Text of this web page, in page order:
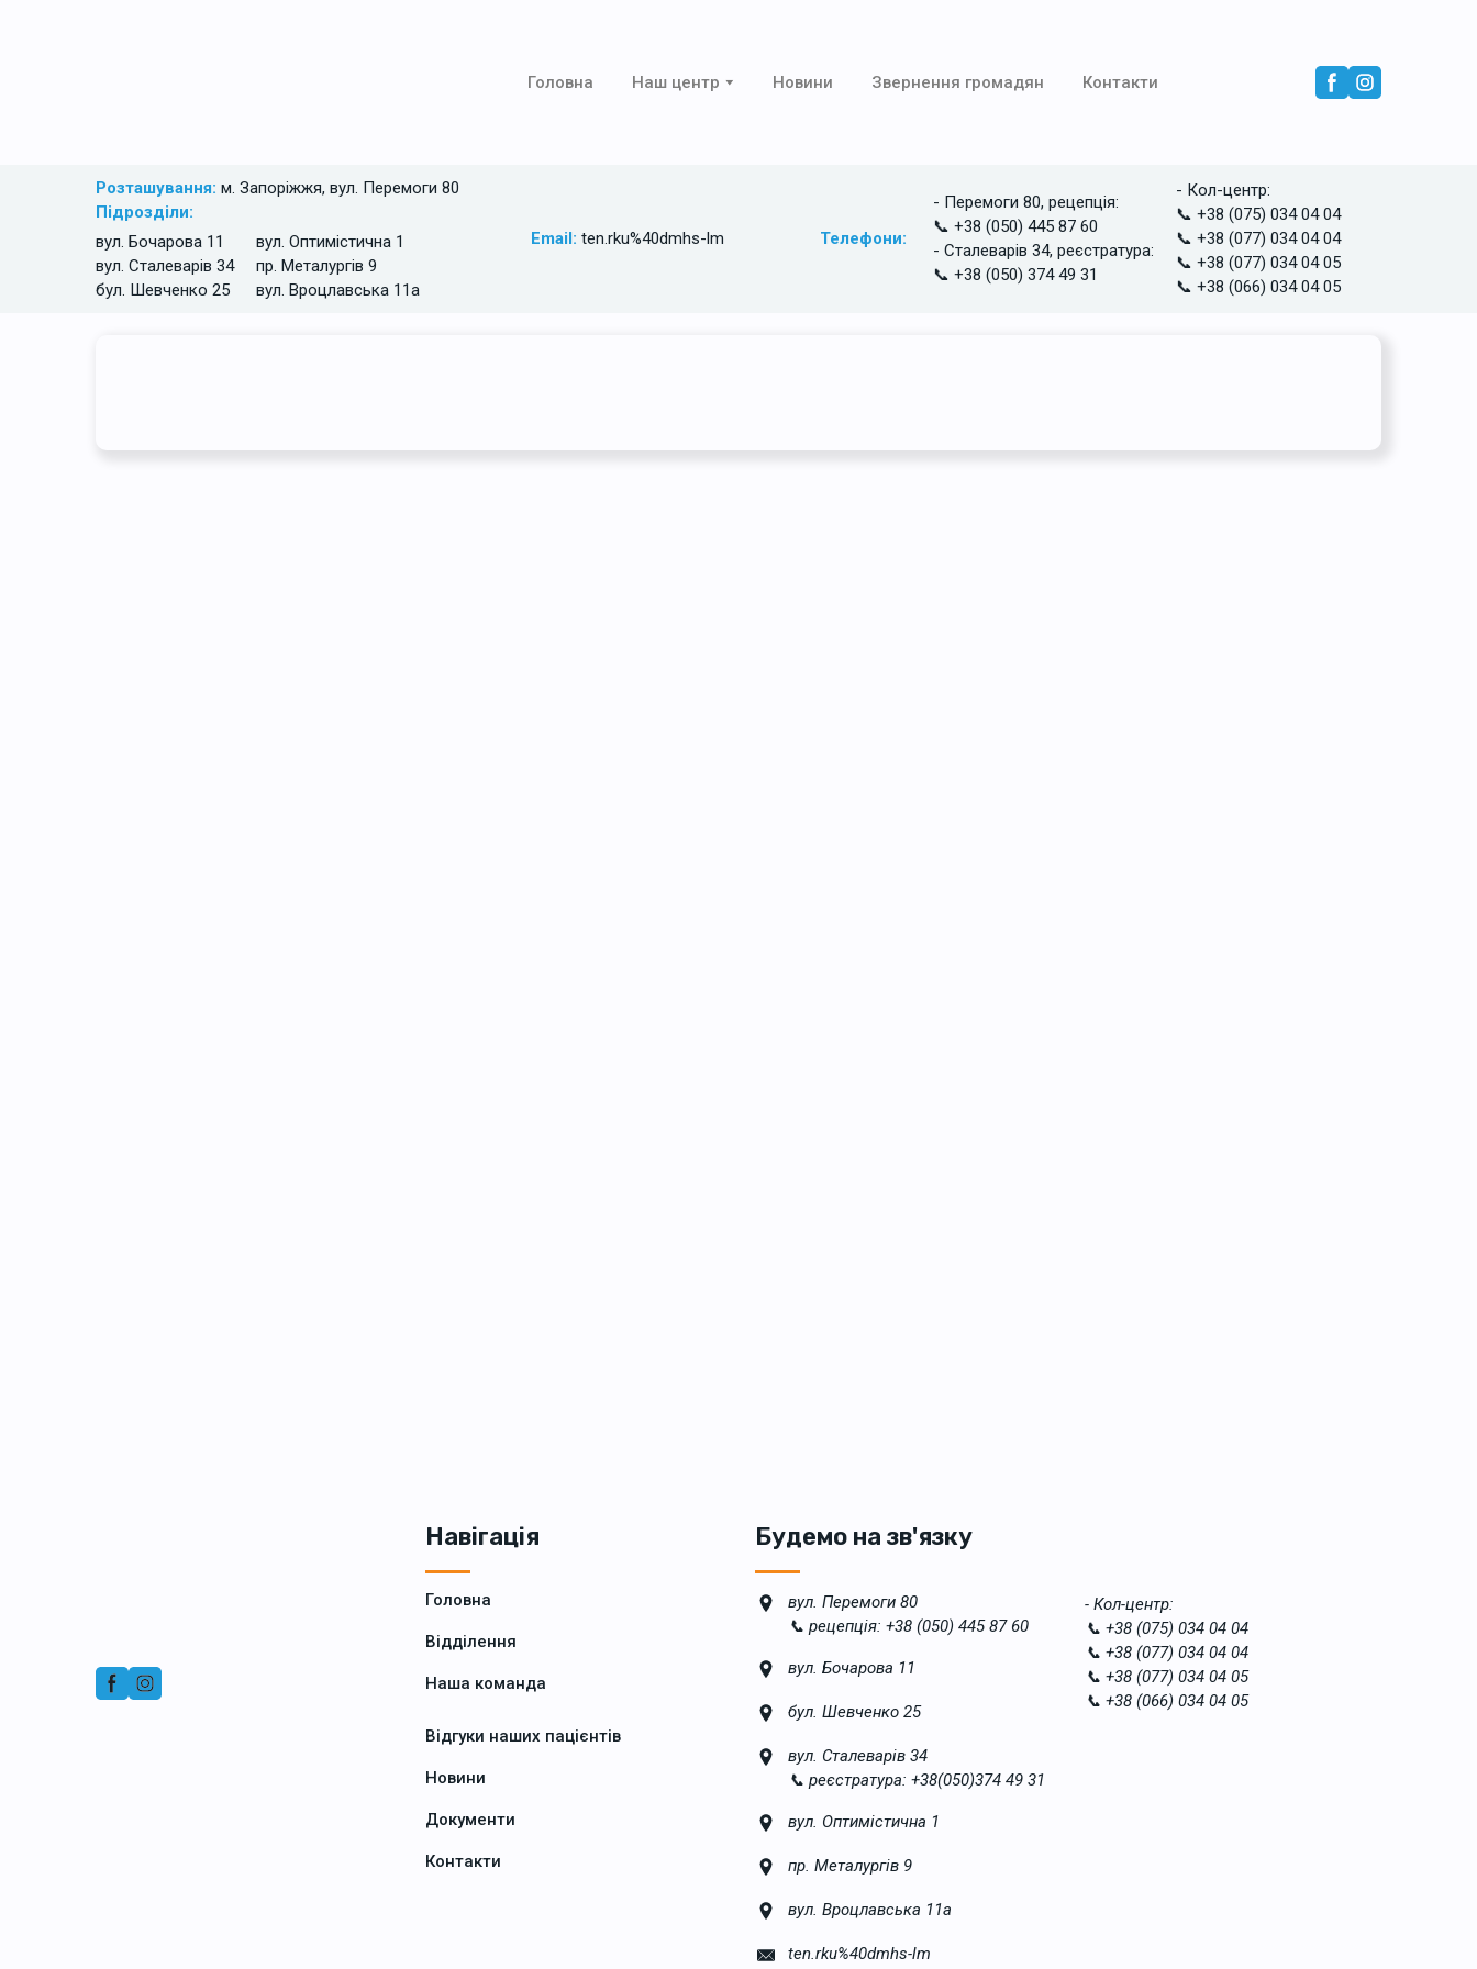
Головна Наш центр Новини Звернення громадян Контакти
Розташування: м. Запоріжжя, вул. Перемоги 80
Підрозділи:
вул. Бочарова 11
вул. Сталеварів 34
бул. Шевченко 25
вул. Оптимістична 1
пр. Металургів 9
вул. Вроцлавська 11а
Email:ten.rku%40dmhs-lm Телефони:
- Перемоги 80, рецепція:
📞 +38 (050) 445 87 60
- Сталеварів 34, реєстратура:
📞 +38 (050) 374 49 31
- Кол-центр:
📞 +38 (075) 034 04 04
📞 +38 (077) 034 04 04
📞 +38 (077) 034 04 05
📞 +38 (066) 034 04 05
Навігація
Головна
Відділення
Наша команда
Відгуки наших пацієнтів
Новини
Документи
Контакти
Будемо на зв'язку
вул. Перемоги 80
📞 рецепція: +38 (050) 445 87 60
вул. Бочарова 11
бул. Шевченко 25
вул. Сталеварів 34
📞 реєстратура: +38(050)374 49 31
вул. Оптимістична 1
пр. Металургів 9
вул. Вроцлавська 11а
ten.rku%40dmhs-lm
- Кол-центр:
📞 +38 (075) 034 04 04
📞 +38 (077) 034 04 04
📞 +38 (077) 034 04 05
📞 +38 (066) 034 04 05